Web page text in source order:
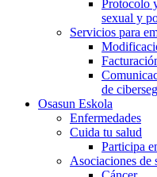
Protocolo
sexual y
Servicios para
de
Osasun Eskola
Enfermedades
Cuida tu salud
Participa
Asociaciones de